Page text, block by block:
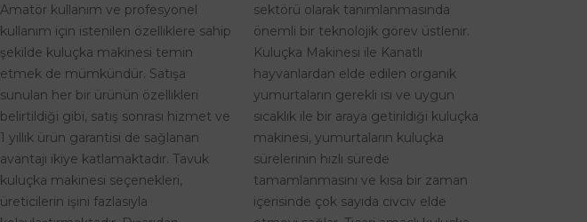
Amatör kullanım ve profesyonel
kullanım için istenilen özelliklere sahip
şekilde kuluçka makinesi temin
etmek de mümkündür. Satışa
sunulan her bir ürünün özellikleri
belirtildiği gibi, satış sonrası hizmet ve
1 yıllık ürün garantisi de sağlanan
avantajı ikiye katlamaktadır. Tavuk
kuluçka makinesi seçenekleri,
üreticilerin işini fazlasıyla
sektörü olarak tanımlanmasında
önemli bir teknolojik görev üstlenir.
Kuluçka Makinesi ile Kanatlı
hayvanlardan elde edilen organik
yumurtaların gerekli ısı ve uygun
sıcaklık ile bir araya getirildiği kuluçka
makinesi, yumurtaların kuluçka
sürelerinin hızlı sürede
tamamlanmasını ve kısa bir zaman
içerisinde çok sayıda civciv elde